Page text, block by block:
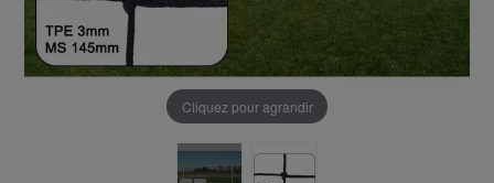
Cliquez pour agrandir